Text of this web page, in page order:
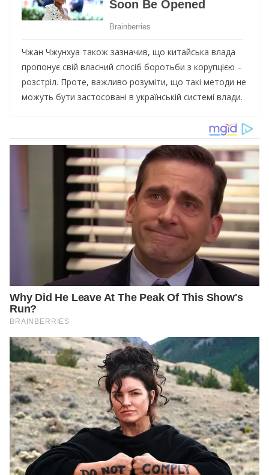
Чжан Чжунхуа також зазначив, що китайська влада
пропонує свій власний спосіб боротьби з корупцією –
розстріл. Проте, важливо розуміти, що такі методи не
можуть бути застосовані в українській системі влади.